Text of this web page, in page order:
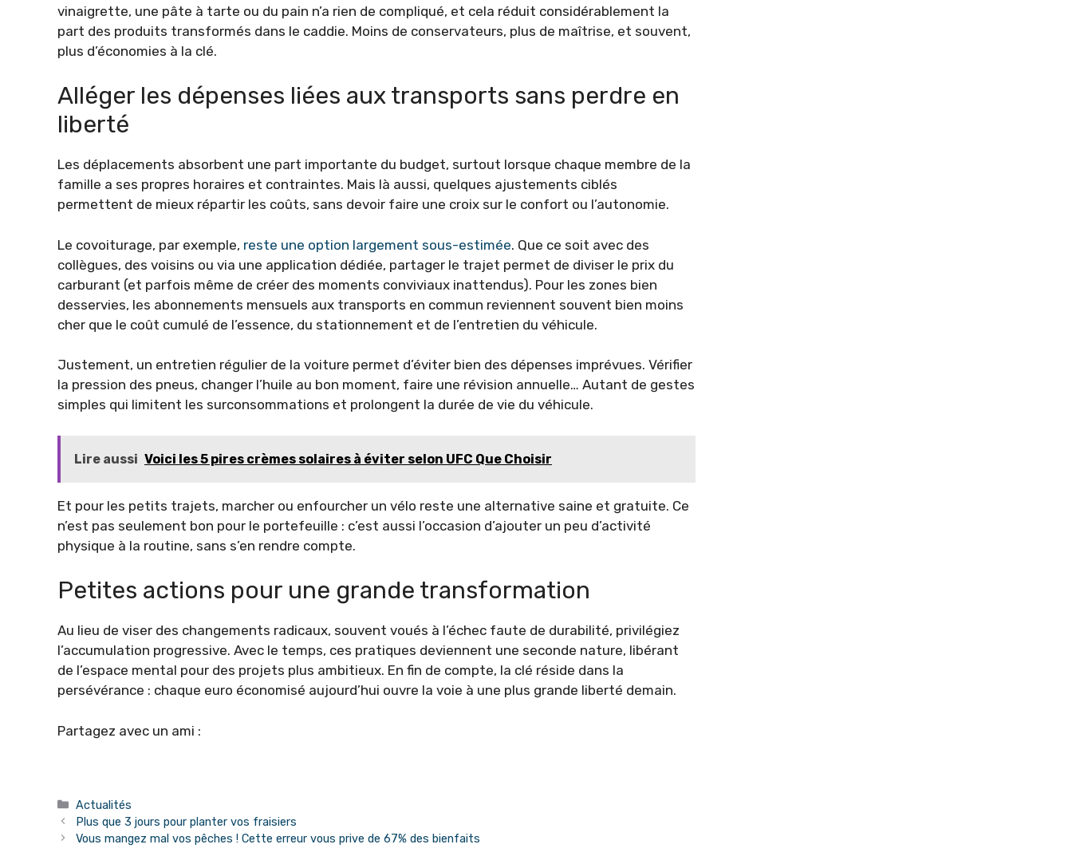
vinaigrette, une pâte à tarte ou du pain n’a rien de compliqué, et cela réduit considérablement la
part des produits transformés dans le caddie. Moins de conservateurs, plus de maîtrise, et souvent,
plus d’économies à la clé.
Alléger les dépenses liées aux transports sans perdre en
liberté
Les déplacements absorbent une part importante du budget, surtout lorsque chaque membre de la
famille a ses propres horaires et contraintes. Mais là aussi, quelques ajustements ciblés
permettent de mieux répartir les coûts, sans devoir faire une croix sur le confort ou l’autonomie.
Le covoiturage, par exemple, reste une option largement sous-estimée. Que ce soit avec des
collègues, des voisins ou via une application dédiée, partager le trajet permet de diviser le prix du
carburant (et parfois même de créer des moments conviviaux inattendus). Pour les zones bien
desservies, les abonnements mensuels aux transports en commun reviennent souvent bien moins
cher que le coût cumulé de l’essence, du stationnement et de l’entretien du véhicule.
Justement, un entretien régulier de la voiture permet d’éviter bien des dépenses imprévues. Vérifier
la pression des pneus, changer l’huile au bon moment, faire une révision annuelle… Autant de gestes
simples qui limitent les surconsommations et prolongent la durée de vie du véhicule.
Lire aussi Voici les 5 pires crèmes solaires à éviter selon UFC Que Choisir
Et pour les petits trajets, marcher ou enfourcher un vélo reste une alternative saine et gratuite. Ce
n’est pas seulement bon pour le portefeuille : c’est aussi l’occasion d’ajouter un peu d’activité
physique à la routine, sans s’en rendre compte.
Petites actions pour une grande transformation
Au lieu de viser des changements radicaux, souvent voués à l’échec faute de durabilité, privilégiez
l’accumulation progressive. Avec le temps, ces pratiques deviennent une seconde nature, libérant
de l’espace mental pour des projets plus ambitieux. En fin de compte, la clé réside dans la
persévérance : chaque euro économisé aujourd’hui ouvre la voie à une plus grande liberté demain.
Partagez avec un ami :
Catégories
Actualités
Plus que 3 jours pour planter vos fraisiers
Vous mangez mal vos pêches ! Cette erreur vous prive de 67% des bienfaits